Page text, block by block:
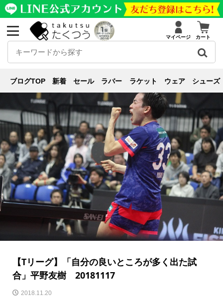
マイページ カート
ブログTOP 新着 セール ラバー ラケット ウェア シューズ
Tリーグ取材
出た試合」平野友樹 20181117
【Tリーグ】「自分の良いところが多く出た試
合」平野友樹 20181117
2018.11.20